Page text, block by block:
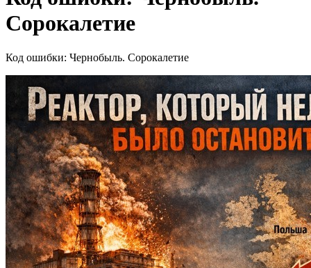
Сорокалетие
Код ошибки: Чернобыль. Сорокалетие